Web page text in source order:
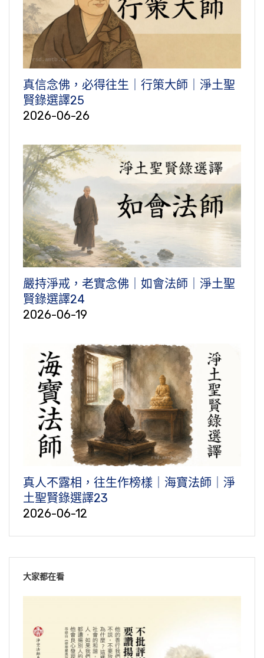
真信念佛，必得往生｜行策大師｜淨土聖
賢錄選譯25
2026-06-26
嚴持淨戒，老實念佛｜如會法師｜淨土聖
賢錄選譯24
2026-06-19
真人不露相，往生作榜樣｜海寶法師｜淨
土聖賢錄選譯23
2026-06-12
大家都在看